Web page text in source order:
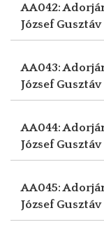
AA042:
József Gusztáv
AA043:
József Gusztáv
AA044:
József Gusztáv
AA045:
József Gusztáv